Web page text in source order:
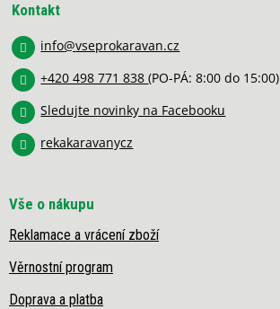
Kontakt
info@vseprokaravan.cz
+420 498 771 838(PO-PÁ: 8:00 do 15:00)
Sledujte novinky na Facebooku
rekakaravanycz
Vše o nákupu
Reklamace a vrácení zboží
Věrnostní program
Doprava a platba